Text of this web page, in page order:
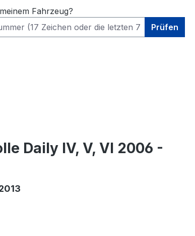
Fahrzeug?
Prüfen
Daily IV, V, VI 2006 -